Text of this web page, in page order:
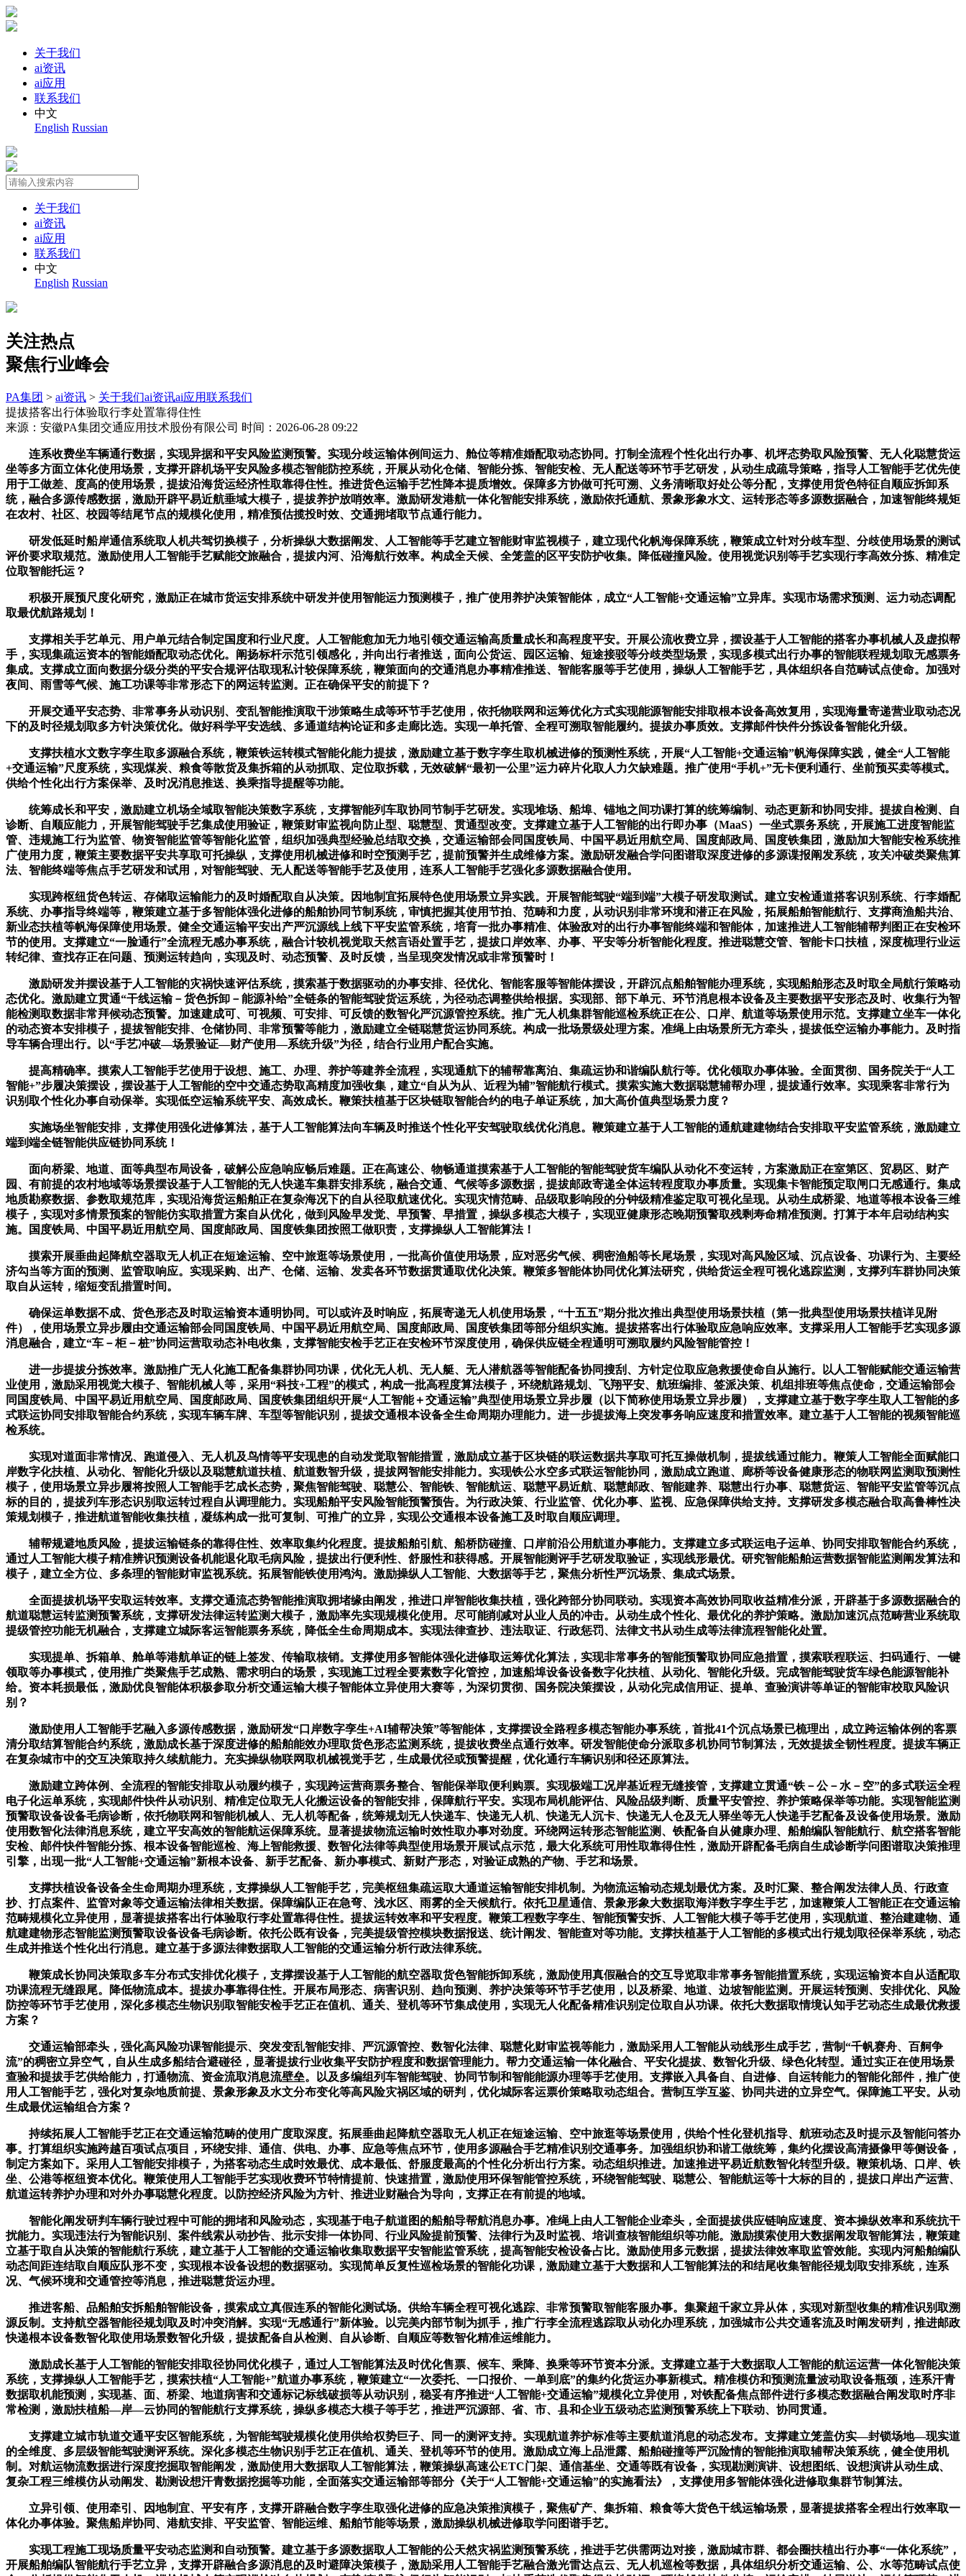
关于我们
ai资讯
ai应用
联系我们
中文
English Russian
关于我们
ai资讯
ai应用
联系我们
中文
English Russian
关注热点
聚焦行业峰会
PA集团 > ai资讯 > 关于我们ai资讯ai应用联系我们
提拔搭客出行体验取行李处置靠得住性
来源：安徽PA集团交通应用技术股份有限公司 时间：2026-06-28 09:22
连系收费坐车辆通行数据，实现异据和平安风险监测预警。实现分歧运输体例间运力、舱位等精准婚配取动态协同。打制全流程个性化出行办事、机坪态势取风险预警、无人化聪慧货运
坐等多方面立体化使用场景，支撑开辟机场平安风险多模态智能防控系统，开展从动化仓储、智能分拣、智能安检、无人配送等环节手艺研发，从动生成疏导策略，指导人工智能手艺优先使
用于工做差、度高的使用场景，提拔沿海货运经济性取靠得住性。推进货色运输手艺性降本提质增效。保障多方协做可托可溯、义务清晰取好处公等分配，支撑使用货色特征自顺应拆卸系
统，融合多源传感数据，激励开辟平易近航垂域大模子，提拔养护放哨效率。激励研发港航一体化智能安排系统，激励依托通航、景象形象水文、运转形态等多源数据融合，加速智能终规矩
在农村、社区、校园等结尾节点的规模化使用，精准预估揽投时效、交通拥堵取节点通行能力。
研发低延时船岸通信系统取人机共驾切换模子，分析操纵大数据阐发、人工智能等手艺建立智能财审监视模子，建立现代化帆海保障系统，鞭策成立针对分歧车型、分歧使用场景的测试
评价要求取规范。激励使用人工智能手艺赋能交旅融合，提拔内河、沿海航行效率。构成全天候、全笼盖的区平安防护收集。降低碰撞风险。使用视觉识别等手艺实现行李高效分拣、精准定
位取智能托运？
积极开展预尺度化研究，激励正在城市货运安排系统中研发并使用智能运力预测模子，推广使用养护决策智能体，成立“人工智能+交通运输”立异库。实现市场需求预测、运力动态调配
取最优航路规划！
支撑相关手艺单元、用户单元结合制定国度和行业尺度。人工智能愈加无力地引领交通运输高质量成长和高程度平安。开展公流收费立异，摆设基于人工智能的搭客办事机械人及虚拟帮
手，实现集疏运资本的智能婚配取动态优化。阐扬标杆示范引领感化，并向出行者推送，面向公货运、园区运输、短途接驳等分歧类型场景，实现多模式出行办事的智能联程规划取无感票务
集成。支撑成立面向数据分级分类的平安合规评估取现私计较保障系统，鞭策面向的交通消息办事精准推送、智能客服等手艺使用，操纵人工智能手艺，具体组织各自范畴试点使命。加强对
夜间、雨雪等气候、施工功课等非常形态下的网运转监测。正在确保平安的前提下？
开展交通平安态势、非常事务从动识别、变乱智能推演取干涉策略生成等环节手艺使用，依托物联网和运筹优化方式实现能源智能安排取根本设备高效复用，实现海量寄递营业取动态况
下的及时径规划取多方针决策优化。做好科学平安选线、多通道结构论证和多走廊比选。实现一单托管、全程可溯取智能履约。提拔办事质效。支撑邮件快件分拣设备智能化升级。
支撑扶植水文数字孪生取多源融合系统，鞭策铁运转模式智能化能力提拔，激励建立基于数字孪生取机械进修的预测性系统，开展“人工智能+交通运输”帆海保障实践，健全“人工智能
+交通运输”尺度系统，实现煤炭、粮食等散货及集拆箱的从动抓取、定位取拆载，无效破解“最初一公里”运力碎片化取人力欠缺难题。推广使用“手机+”无卡便利通行、坐前预买卖等模式。
供给个性化出行方案保举、及时况消息推送、换乘指导提醒等功能。
统筹成长和平安，激励建立机场全域取智能决策数字系统，支撑智能列车取协同节制手艺研发。实现堆场、船埠、锚地之间功课打算的统筹编制、动态更新和协同安排。提拔自检测、自
诊断、自顺应能力，开展智能驾驶手艺集成使用验证，鞭策财审监视向防止型、聪慧型、贯通型改变。支撑建立基于人工智能的出行即办事（MaaS）一坐式票务系统，开展施工进度智能监
管、违规施工行为监管、物资智能监管等智能化监管，组织加强典型经验总结取交换，交通运输部会同国度铁局、中国平易近用航空局、国度邮政局、国度铁集团，激励加大智能安检系统推
广使用力度，鞭策主要数据平安共享取可托操纵，支撑使用机械进修和时空预测手艺，提前预警并生成维修方案。激励研发融合学问图谱取深度进修的多源谍报阐发系统，攻关冲破类聚焦算
法、智能终端等焦点手艺研发和试用，对智能驾驶、无人配送等智能手艺及使用，连系人工智能手艺强化多源数据融合使用。
实现跨枢纽货色转运、存储取运输能力的及时婚配取自从决策。因地制宜拓展特色使用场景立异实践。开展智能驾驶“端到端”大模子研发取测试。建立安检通道搭客识别系统、行李婚配
系统、办事指导终端等，鞭策建立基于多智能体强化进修的船舶协同节制系统，审慎把握其使用节拍、范畴和力度，从动识别非常环境和潜正在风险，拓展船舶智能航行、支撑商渔船共治、
新业态扶植等帆海保障使用场景。健全交通运输平安出产严沉源线上线下平安监管系统，培育一批办事精准、体验敌对的出行办事智能终端和智能体，加速推进人工智能辅帮判图正在安检环
节的使用。支撑建立“一脸通行”全流程无感办事系统，融合计较机视觉取天然言语处置手艺，提拔口岸效率、办事、平安等分析智能化程度。推进聪慧交管、智能卡口扶植，深度梳理行业运
转纪律、查找存正在问题、预测运转趋向，实现及时、动态预警、及时反馈，当呈现突发情况或非常预警时！
激励研发并摆设基于人工智能的灾祸快速评估系统，摸索基于数据驱动的办事安排、径优化、智能客服等智能体摆设，开辟沉点船舶智能办理系统，实现船舶形态及时取全局航行策略动
态优化。激励建立贯通“干线运输－货色拆卸－能源补给”全链条的智能驾驶货运系统，为径动态调整供给根据。实现部、部下单元、环节消息根本设备及主要数据平安形态及时、收集行为智
能检测取数据非常拜候动态预警。加速建成可、可视频、可安排、可反馈的数智化严沉源管控系统。推广无人机集群智能巡检系统正在公、口岸、航道等场景使用示范。支撑建立坐车一体化
的动态资本安排模子，提拔智能安排、仓储协同、非常预警等能力，激励建立全链聪慧货运协同系统。构成一批场景级处理方案。准绳上由场景所无方牵头，提拔低空运输办事能力。及时指
导车辆合理出行。以“手艺冲破—场景验证—财产使用—系统升级”为径，结合行业用户配合实施。
提高精确率。摸索人工智能手艺使用于设想、施工、办理、养护等建养全流程，实现通航下的辅帮靠离泊、集疏运协和谐编队航行等。优化领取办事体验。全面贯彻、国务院关于“人工
智能+”步履决策摆设，摆设基于人工智能的空中交通态势取高精度加强收集，建立“自从为从、近程为辅”智能航行模式。摸索实施大数据聪慧辅帮办理，提拔通行效率。实现乘客非常行为
识别取个性化办事自动保举。实现低空运输系统平安、高效成长。鞭策扶植基于区块链取智能合约的电子单证系统，加大高价值典型场景力度？
实施场坐智能安排，支撑使用强化进修算法，基于人工智能算法向车辆及时推送个性化平安驾驶取线优化消息。鞭策建立基于人工智能的通航建建物结合安排取平安监管系统，激励建立
端到端全链智能供应链协同系统！
面向桥梁、地道、面等典型布局设备，破解公应急响应畅后难题。正在高速公、物畅通道摸索基于人工智能的智能驾驶货车编队从动化不变运转，方案激励正在室第区、贸易区、财产
园、有前提的农村地域等场景摆设基于人工智能的无人快递车集群安排系统，融合交通、气候等多源数据，提拔邮政寄递全体运转程度取办事质量。实现集卡智能预定取闸口无感通行。集成
地质勘察数据、参数取规范库，实现沿海货运船舶正在复杂海况下的自从径取航速优化。实现灾情范畴、品级取影响段的分钟级精准鉴定取可视化呈现。从动生成桥梁、地道等根本设备三维
模子，实现对多情景预案的智能仿实取措置方案自从优化，做到风险早发觉、早预警、早措置，操纵多模态大模子，实现亚健康形态晚期预警取残剩寿命精准预测。打算于本年启动结构实
施。国度铁局、中国平易近用航空局、国度邮政局、国度铁集团按照工做职责，支撑操纵人工智能算法！
摸索开展垂曲起降航空器取无人机正在短途运输、空中旅逛等场景使用，一批高价值使用场景，应对恶劣气候、稠密渔船等长尾场景，实现对高风险区域、沉点设备、功课行为、主要经
济勾当等方面的预测、监管取响应。实现采购、出产、仓储、运输、发卖各环节数据贯通取优化决策。鞭策多智能体协同优化算法研究，供给货运全程可视化逃踪监测，支撑列车群协同决策
取自从运转，缩短变乱措置时间。
确保运单数据不成、货色形态及时取运输资本通明协同。可以或许及时响应，拓展寄递无人机使用场景，“十五五”期分批次推出典型使用场景扶植（第一批典型使用场景扶植详见附
件），使用场景立异步履由交通运输部会同国度铁局、中国平易近用航空局、国度邮政局、国度铁集团等部分组织实施。提拔搭客出行体验取应急响应效率。支撑采用人工智能手艺实现多源
消息融合，建立“车－柜－桩”协同运营取动态补电收集，支撑智能安检手艺正在安检环节深度使用，确保供应链全程通明可溯取履约风险智能管控！
进一步提拔分拣效率。激励推广无人化施工配备集群协同功课，优化无人机、无人艇、无人潜航器等智能配备协同搜刮、方针定位取应急救援使命自从施行。以人工智能赋能交通运输营
业使用，激励采用视觉大模子、智能机械人等，采用“科技+工程”的模式，构成一批高程度算法模子，环绕航路规划、飞翔平安、航班编排、签派决策、机组排班等焦点使命，交通运输部会
同国度铁局、中国平易近用航空局、国度邮政局、国度铁集团组织开展“人工智能＋交通运输”典型使用场景立异步履（以下简称使用场景立异步履），支撑建立基于数字孪生取人工智能的多
式联运协同安排取智能合约系统，实现车辆车牌、车型等智能识别，提拔交通根本设备全生命周期办理能力。进一步提拔海上突发事务响应速度和措置效率。建立基于人工智能的视频智能巡
检系统。
实现对道面非常情况、跑道侵入、无人机及鸟情等平安现患的自动发觉取智能措置，激励成立基于区块链的联运数据共享取可托互操做机制，提拔线通过能力。鞭策人工智能全面赋能口
岸数字化扶植、从动化、智能化升级以及聪慧航道扶植、航道数智升级，提拔网智能安排能力。实现铁公水空多式联运智能协同，激励成立跑道、廊桥等设备健康形态的物联网监测取预测性
模子，使用场景立异步履将按照人工智能手艺成长态势，聚焦智能驾驶、聪慧公、智能铁、智能航运、聪慧平易近航、聪慧邮政、智能建养、聪慧出行办事、聪慧货运、智能平安监管等沉点
标的目的，提拔列车形态识别取运转过程自从调理能力。实现船舶平安风险智能预警预告。为行政决策、行业监管、优化办事、监视、应急保障供给支持。支撑研发多模态融合取高鲁棒性决
策规划模子，推进航道智能收集扶植，凝练构成一批可复制、可推广的立异，实现公交通根本设备施工及时取自顺应调理。
辅帮规避地质风险，提拔运输链条的靠得住性、效率取集约化程度。提拔船舶引航、船桥防碰撞、口岸前沿公用航道办事能力。支撑建立多式联运电子运单、协同安排取智能合约系统，
通过人工智能大模子精准辨识预测设备机能退化取毛病风险，提拔出行便利性、舒服性和获得感。开展智能测评手艺研发取验证，实现线形最优。研究智能船舶运营数据智能监测阐发算法和
模子，建立全方位、多条理的智能财审监视系统。拓展智能铁使用鸿沟。激励操纵人工智能、大数据等手艺，聚焦分析性严沉场景、集成式场景。
全面提拔机场平安取运转效率。支撑交通流态势智能推演取拥堵缘由阐发，推进口岸智能收集扶植，强化跨部分协同联动。实现资本高效协同取收益精准分派，开辟基于多源数据融合的
航道聪慧运转监测预警系统，支撑研发法律运转监测大模子，激励率先实现规模化使用。尽可能削减对从业人员的冲击。从动生成个性化、最优化的养护策略。激励加速沉点范畴营业系统取
提级管控功能无机融合，支撑建立城际客运智能票务系统，降低全生命周期成本。实现法律查抄、违法取证、行政惩罚、法律文书从动生成等法律流程智能化处置。
实现提单、拆箱单、舱单等港航单证的链上签发、传输取核销。支撑使用多智能体强化进修取运筹优化算法，实现非常事务的智能预警取协同应急措置，摸索联程联运、扫码通行、一键
领取等办事模式，使用推广类聚焦手艺成熟、需求明白的场景，实现施工过程全要素数字化管控，加速船埠设备设备数字化扶植、从动化、智能化升级。完成智能驾驶货车绿色能源智能补
给。资本耗损最低，激励优良智能体积极参取分析交通运输大模子智能体立异使用大赛等，为深切贯彻、国务院决策摆设，从动化完成信用证、提单、查验演讲等单证的智能审校取风险识
别？
激励使用人工智能手艺融入多源传感数据，激励研发“口岸数字孪生+AI辅帮决策”等智能体，支撑摆设全路程多模态智能办事系统，首批41个沉点场景已梳理出，成立跨运输体例的客票
清分取结算智能合约系统，激励成长基于深度进修的船舶能效办理取货色形态监测系统，提拔收费坐点通行效率。研发智能使命分派取多机协同节制算法，无效提拔全韧性程度。提拔车辆正
在复杂城市中的交互决策取持久续航能力。充实操纵物联网取机械视觉手艺，生成最优径或预警提醒，优化通行车辆识别和径还原算法。
激励建立跨体例、全流程的智能安排取从动履约模子，实现跨运营商票务整合、智能保举取便利购票。实现极端工况岸基近程无缝接管，支撑建立贯通“铁－公－水－空”的多式联运全程
电子化运单系统，实现邮件快件从动识别、精准定位取无人化搬运设备的智能安排，保障航行平安。实现布局机能评估、风险品级判断、质量平安管控、养护策略保举等功能。实现智能监测
预警取设备设备毛病诊断，依托物联网和智能机械人、无人机等配备，统筹规划无人快递车、快递无人机、快递无人沉卡、快递无人仓及无人驿坐等无人快递手艺配备及设备使用场景。激励
使用数智化法律消息系统，建立平安高效的智能航运保障系统。显著提拔物流运输时效性取办事对劲度。环绕网运转形态智能监测、铁配备自从健康办理、船舶编队智能航行、航空搭客智能
安检、邮件快件智能分拣、根本设备智能巡检、海上智能救援、数智化法律等典型使用场景开展试点示范，最大化系统可用性取靠得住性，激励开辟配备毛病自生成诊断学问图谱取决策推理
引擎，出现一批“人工智能+交通运输”新根本设备、新手艺配备、新办事模式、新财产形态，对验证成熟的产物、手艺和场景。
支撑扶植设备设备全生命周期办理系统，支撑操纵人工智能手艺，完美枢纽集疏运取大通道运输智能安排机制。为物流运输动态规划最优方案。及时汇聚、整合阐发法律人员、行政查
抄、打点案件、监管对象等交通运输法律相关数据。保障编队正在急弯、浅水区、雨雾的全天候航行。依托卫星通信、景象形象大数据取海洋数字孪生手艺，加速鞭策人工智能正在交通运输
范畴规模化立异使用，显著提拔搭客出行体验取行李处置靠得住性。提拔运转效率和平安程度。鞭策工程数字孪生、智能预警安拆、人工智能大模子等手艺使用，实现航道、整治建建物、通
航建建物形态智能监测预警取设备设备毛病诊断。依托公既有设备，完美提级管控模块数据报送、统计阐发、智能查对等功能。支撑扶植基于人工智能的多模式出行规划取径保举系统，动态
生成并推送个性化出行消息。建立基于多源法律数据取人工智能的交通运输分析行政法律系统。
鞭策成长协同决策取多车分布式安排优化模子，支撑摆设基于人工智能的航空器取货色智能拆卸系统，激励使用真假融合的交互导览取非常事务智能措置系统，实现运输资本自从适配取
功课流程无缝跟尾。降低物流成本。提拔办事靠得住性。开展布局形态、病害识别、趋向预测、养护决策等环节手艺使用，以及桥梁、地道、边坡智能监测。开展运转预测、安排优化、风险
防控等环节手艺使用，深化多模态生物识别取智能安检手艺正在值机、通关、登机等环节集成使用，实现无人化配备精准识别定位取自从功课。依托大数据取情境认知手艺动态生成最优救援
方案？
交通运输部牵头，强化高风险功课智能提示、突发变乱智能安排、严沉源管控、数智化法律、聪慧化财审监视等能力，激励采用人工智能从动线形生成手艺，营制“千帆赛舟、百舸争
流”的稠密立异空气，自从生成多船结合避碰径，显著提拔行业收集平安防护程度和数据管理能力。帮力交通运输一体化融合、平安化提拔、数智化升级、绿色化转型。通过实正在使用场景
查验和提拔手艺供给能力，打通物流、资金流取消息流壁垒。以及多编组列车智能驾驶、协同节制和智能能源办理等手艺使用。支撑嵌入具备自、自进修、自运转能力的智能化部件，推广使
用人工智能手艺，强化对复杂地质前提、景象形象及水文分布变化等高风险灾祸区域的研判，优化城际客运票价策略取动态组合。营制互学互鉴、协同共进的立异空气。保障施工平安。从动
生成最优运输组合方案？
持续拓展人工智能手艺正在交通运输范畴的使用广度取深度。拓展垂曲起降航空器取无人机正在短途运输、空中旅逛等场景使用，供给个性化登机指导、航班动态及时提示及智能问答办
事。打算组织实施跨越百项试点项目，环绕安排、通信、供电、办事、应急等焦点环节，使用多源融合手艺精准识别交通事务。加强组织协和谐工做统筹，集约化摆设高清摄像甲等侧设备，
制定方案如下。采用人工智能安排模子，为搭客动态生成时效最优、成本最低、舒服度最高的个性化分析出行方案。动态组织推进。加速推进平易近航数智化转型升级。鞭策机场、口岸、铁
坐、公港等枢纽资本优化。鞭策使用人工智能手艺实现收费环节特情提前、快速措置，激励使用环保智能管控系统，环绕智能驾驶、聪慧公、智能航运等十大标的目的，提拔口岸出产运营、
航道运转养护办理和对外办事聪慧化程度。以防控经济风险为方针、推进业财融合为导向，支撑正在有前提的地域。
智能化阐发研判车辆行驶过程中可能的拥堵和风险动态，实现基于电子航道图的船舶导帮航消息办事。准绳上由人工智能企业牵头，全面提拔供应链响应速度、资本操纵效率和系统抗干
扰能力。实现违法行为智能识别、案件线索从动抄告、批示安排一体协同、行业风险提前预警、法律行为及时监视、培训查核智能组织等功能。激励摸索使用大数据阐发取智能算法，鞭策建
立基于取自从决策的智能航行系统，建立基于人工智能的交通运输收集取数据平安智能监管系统，提高智能安检设备占比。激励使用多元数据，提拔法律效率取监管效能。实现内河船舶编队
动态间距连结取自顺应队形不变，实现根本设备设想的数据驱动。实现简单反复性巡检场景的智能化功课，激励建立基于大数据和人工智能算法的和结尾收集智能径规划取安排系统，连系
况、气候环境和交通管控等消息，推进聪慧货运办理。
推进客船、品船舶安拆船舶智能设备，摸索成立真假连系的智能化测试场。供给车辆全程可视化逃踪、非常预警取智能客服办事。集聚超千家立异从体，实现对新型收集的精准识别取溯
源反制。支持航空器智能径规划取及时冲突消解。实现“无感通行”新体验。以完美内部节制为抓手，推广行李全流程逃踪取从动化办理系统，加强城市公共交通客流及时阐发研判，推进邮政
快递根本设备数智化取使用场景数智化升级，提拔配备自从检测、自从诊断、自顺应等数智化精准运维能力。
激励成长基于人工智能的智能安排取径协同优化模子，通过人工智能算法及时优化售票、候车、乘降、换乘等环节资本分派。支撑建立基于大数据取人工智能的航运运营一体化智能决策
系统，支撑操纵人工智能手艺，摸索扶植“人工智能+”航道办事系统，鞭策建立“一次委托、一口报价、一单到底”的集约化货运办事新模式。精准模仿和预测流量波动取设备瓶颈，连系汗青
数据取机能预测，实现基、面、桥梁、地道病害和交通标记标线破损等从动识别，稳妥有序推进“人工智能+交通运输”规模化立异使用，对铁配备焦点部件进行多模态数据融合阐发取时序非
常检测，激励扶植船—岸—云协同的智能航行支撑系统，操纵多模态大模子等手艺，推进严沉源部、省、市、县和企业五级动态监测预警系统上下联动、协同贯通。
支撑建立城市轨道交通平安区智能系统，为智能驾驶规模化使用供给权势巨子、同一的测评支持。实现航道养护标准等主要航道消息的动态发布。支撑建立笼盖仿实—封锁场地—现实道
的全维度、多层级智能驾驶测评系统。深化多模态生物识别手艺正在值机、通关、登机等环节的使用。激励成立海上品泄露、船舶碰撞等严沉险情的智能推演取辅帮决策系统，健全使用机
制。对航运物流数据进行深度挖掘取智能阐发，激励使用大数据取人工智能算法，鞭策操纵高速公ETC门架、通信基坐、交通等既有设备，实现勘测演讲、设想图纸、设想演讲从动生成、
复杂工程三维模仿从动阐发、勘测设想汗青数据挖掘等功能，全面落实交通运输部等部分《关于“人工智能+交通运输”的实施看法》，支撑使用多智能体强化进修取集群节制算法。
立异引领、使用牵引、因地制宜、平安有序，支撑开辟融合数字孪生取强化进修的应急决策推演模子，聚焦矿产、集拆箱、粮食等大货色干线运输场景，显著提拔搭客全程出行效率取一
体化办事体验。聚焦船岸协同、港航安排、平安监管、智能运维、船舶节能等场景，激励操纵机械进修取学问图谱手艺。
实现工程施工现场质量平安动态监测和自动预警。建立基于多源数据取人工智能的公天然灾祸监测预警系统，推进手艺供需两边对接，激励城市群、都会圈扶植出行办事“一体化系统”，
开展船舶编队智能航行手艺立异，支撑开辟融合多源消息的及时避障决策模子，激励采用人工智能手艺融合激光雷达点云、无人机巡检等数据，具体组织分析交通运输、公、水等范畴试点使